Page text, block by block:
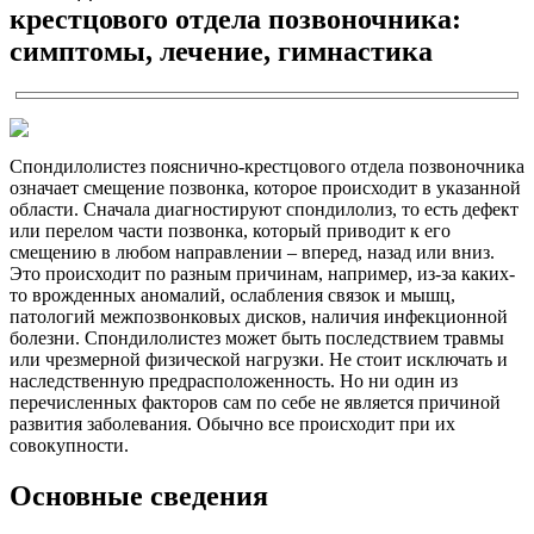
крестцового отдела позвоночника:
симптомы, лечение, гимнастика
Спондилолистез пояснично-крестцового отдела позвоночника
означает смещение позвонка, которое происходит в указанной
области. Сначала диагностируют спондилолиз, то есть дефект
или перелом части позвонка, который приводит к его
смещению в любом направлении – вперед, назад или вниз.
Это происходит по разным причинам, например, из-за каких-
то врожденных аномалий, ослабления связок и мышц,
патологий межпозвонковых дисков, наличия инфекционной
болезни. Спондилолистез может быть последствием травмы
или чрезмерной физической нагрузки. Не стоит исключать и
наследственную предрасположенность. Но ни один из
перечисленных факторов сам по себе не является причиной
развития заболевания. Обычно все происходит при их
совокупности.
Основные сведения